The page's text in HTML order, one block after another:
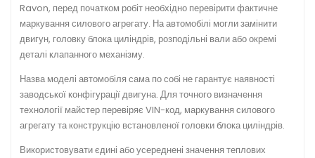
Ravon, перед початком робіт необхідно перевірити фактичне
маркування силового агрегату. На автомобілі могли замінити
двигун, головку блока циліндрів, розподільні вали або окремі
деталі клапанного механізму.
Назва моделі автомобіля сама по собі не гарантує наявності
заводської конфігурації двигуна. Для точного визначення
технології майстер перевіряє VIN-код, маркування силового
агрегату та конструкцію встановленої головки блока циліндрів.
Використовувати єдині або усереднені значення теплових